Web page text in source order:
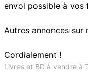
envoi possible à vos
Autres annonces sur
Cordialement !
Livres et BD à vendre à